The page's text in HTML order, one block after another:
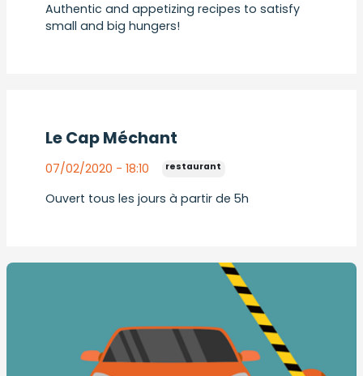
Authentic and appetizing recipes to satisfy
small and big hungers!
Le Cap Méchant
07/02/2020 - 18:10 restaurant
Ouvert tous les jours à partir de 5h